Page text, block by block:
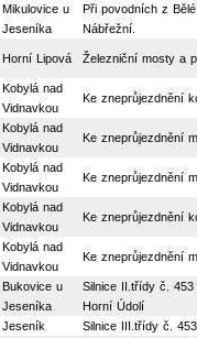
Mikulovice u
Jeseníka
Při povodních z
Nábřežní.
Horní Lipová Železniční mosty a
Kobylá nad
Vidnavkou
Ke zneprůjezdnění
Kobylá nad
Vidnavkou
Ke zneprůjezdnění
Kobylá nad
Vidnavkou
Ke zneprůjezdnění
Kobylá nad
Vidnavkou
Ke zneprůjezdnění
Kobylá nad
Vidnavkou
Ke zneprůjezdnění
Bukovice u
Jeseníka
Silnice II.třídy č.
Horní Údolí
Jeseník Silnice III.třídy č.